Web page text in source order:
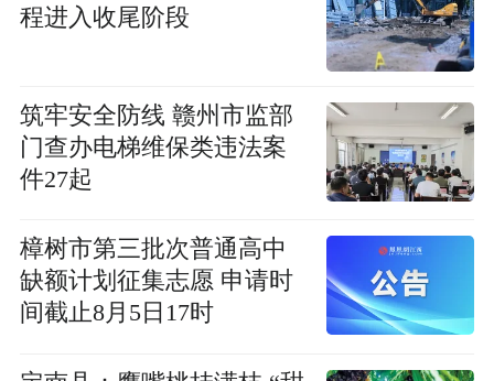
程进入收尾阶段
筑牢安全防线 赣州市监部
门查办电梯维保类违法案
件27起
樟树市第三批次普通高中
缺额计划征集志愿 申请时
间截止8月5日17时